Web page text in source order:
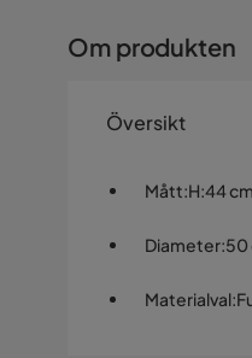
Om produkten
Översikt
Mått:H:44 cm
Diameter:50
Materialval: